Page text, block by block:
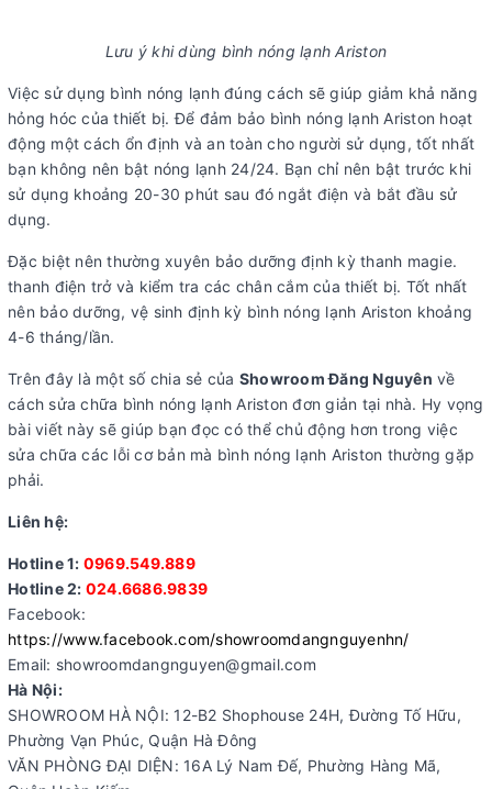
Lưu ý khi dùng bình nóng lạnh Ariston
Việc sử dụng bình nóng lạnh đúng cách sẽ giúp giảm khả năng
hỏng hóc của thiết bị. Để đảm bảo bình nóng lạnh Ariston hoạt
động một cách ổn định và an toàn cho người sử dụng, tốt nhất
bạn không nên bật nóng lạnh 24/24. Bạn chỉ nên bật trước khi
sử dụng khoảng 20-30 phút sau đó ngắt điện và bắt đầu sử
dụng.
Đặc biệt nên thường xuyên bảo dưỡng định kỳ thanh magie.
thanh điện trở và kiểm tra các chân cắm của thiết bị. Tốt nhất
nên bảo dưỡng, vệ sinh định kỳ bình nóng lạnh Ariston khoảng
4-6 tháng/lần.
Trên đây là một số chia sẻ của Showroom Đăng Nguyên về
cách sửa chữa bình nóng lạnh Ariston đơn giản tại nhà. Hy vọng
bài viết này sẽ giúp bạn đọc có thể chủ động hơn trong việc
sửa chữa các lỗi cơ bản mà bình nóng lạnh Ariston thường gặp
phải.
Liên hệ:
Hotline 1: 0969.549.889
Hotline 2: 024.6686.9839
Facebook:
https://www.facebook.com/showroomdangnguyenhn/
Email: showroomdangnguyen@gmail.com
Hà Nội:
SHOWROOM HÀ NỘI: 12-B2 Shophouse 24H, Đường Tố Hữu,
Phường Vạn Phúc, Quận Hà Đông
VĂN PHÒNG ĐẠI DIỆN: 16A Lý Nam Đế, Phường Hàng Mã,